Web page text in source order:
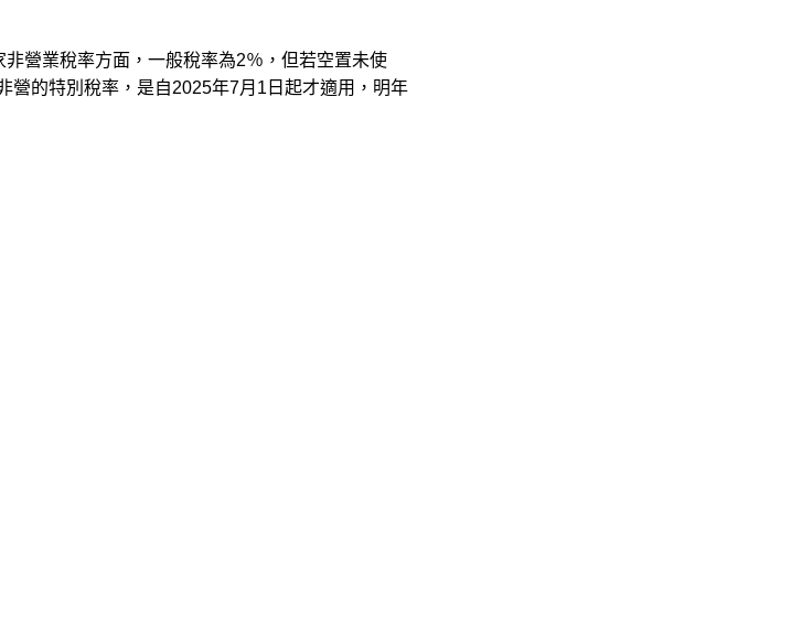
營業稅率方面，一般稅率為2％，但若空置未使
營的特別稅率，是自2025年7月1日起才適用，明年